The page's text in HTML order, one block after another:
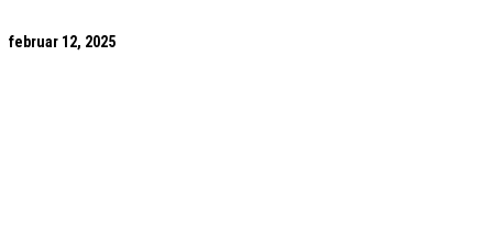
februar 12, 2025